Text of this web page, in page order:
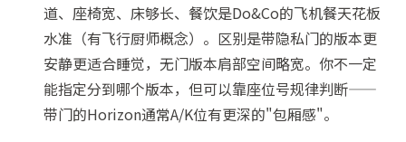
道、座椅宽、床够长、餐饮是Do&Co的飞机餐天花板
水准（有飞行厨师概念）。区别是带隐私门的版本更
安静更适合睡觉，无门版本肩部空间略宽。你不一定
能指定分到哪个版本，但可以靠座位号规律判断——
带门的Horizon通常A/K位有更深的"包厢感"。